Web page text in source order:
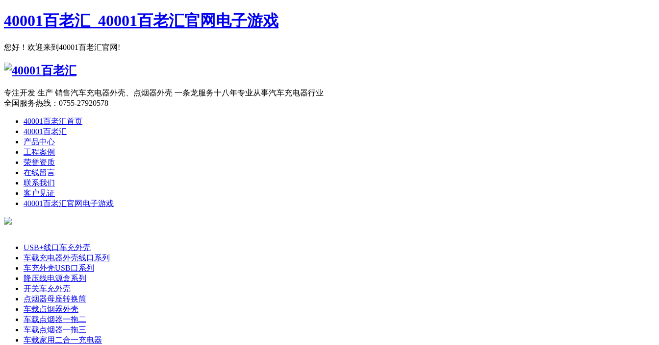
40001百老汇_40001百老汇官网电子游戏
您好！欢迎来到40001百老汇官网!
专注开发 生产 销售汽车充电器外壳、点烟器外壳 一条龙服务十八年专业从事汽车充电器行业
全国服务热线： 0755-27920578
40001百老汇首页
40001百老汇
产品中心
工程案例
荣誉资质
在线留言
联系我们
客户见证
40001百老汇官网电子游戏
USB+线口车充外壳
车载充电器外壳线口系列
车充外壳USB口系列
降压线电源盒系列
开关车充外壳
点烟器母座转换筒
车载点烟器外壳
车载点烟器一拖二
车载点烟器一拖三
车载家用二合一充电器